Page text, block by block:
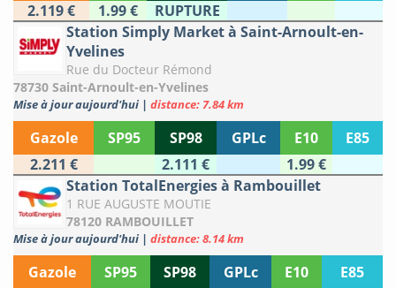
2.119 €
1.99 €
RUPTURE
Station Simply Market à Saint-Arnoult-en-
Yvelines
Rue du Docteur Rémond
78730 Saint-Arnoult-en-Yvelines
Mise à jour aujourd'hui | distance: 7.84 km
Gazole SP95 SP98 GPLc E10
E85
2.211 €
2.111 €
1.99 €
Station TotalEnergies à Rambouillet
1 RUE AUGUSTE MOUTIE
78120 RAMBOUILLET
Mise à jour aujourd'hui | distance: 8.14 km
Gazole SP95 SP98 GPLc E10
E85